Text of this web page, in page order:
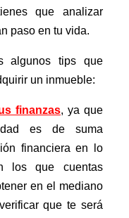
que analizar
paso en tu vida.
algunos tipsque
un inmueble:
finanzas, ya que
es de suma
financiera en lo
los que cuentas
en el mediano
que te será